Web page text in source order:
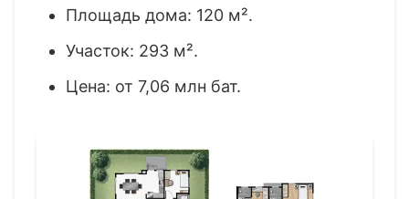
Площадь дома: 120 м².
Участок: 293 м².
Цена: от 7,06 млн бат.